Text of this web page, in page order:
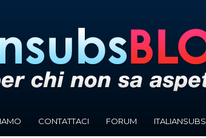
CONTATTACI FORUM ITALIANSUBS